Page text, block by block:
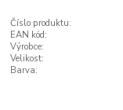
Číslo produktu:
EAN kód:
Výrobce:
Velikost:
Barva: